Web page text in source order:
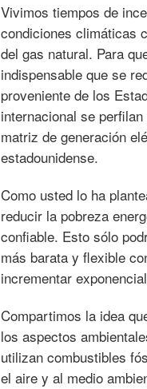
Vivimos tiempos de
condiciones climáticas
del gas natural. Para
indispensable que se
proveniente de los
internacional se
matriz de generación
estadounidense.
Como usted lo ha
reducir la pobreza
confiable. Esto sólo
más barata y flexible
incrementar
Compartimos la idea
los aspectos
utilizan combustibles
el aire y al medio